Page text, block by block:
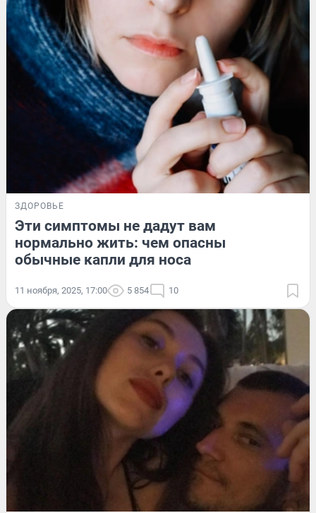
ЗДОРОВЬЕ
Эти симптомы не дадут вам
нормально жить: чем опасны
обычные капли для носа
11 ноября, 2025, 17:00 5 854 10